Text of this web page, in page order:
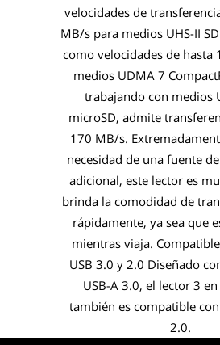
velocidades de
MB/s para medios UHS-II
como velocidades de hasta
medios UDMA 7
trabajando con medios
microSD, admite
170 MB/s.
necesidad de una fuente
adicional, este lector es
brinda la comodidad de
rápidamente, ya sea que
mientras viaja.
USB 3.0 y 2.0 Diseñado
USB-A 3.0, el lector 3
también es compatible
2.0.